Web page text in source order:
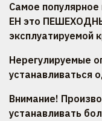
Самое популярное
ЕН это
эксплуатируемой
Нерегулируемые
устанавливаться
Внимание!
устанавливать